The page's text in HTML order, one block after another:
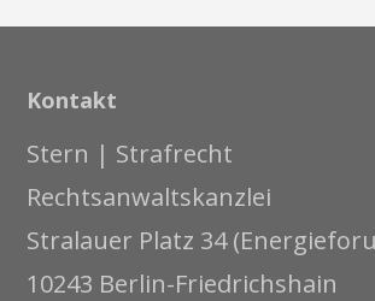
Kontakt
Stern | Strafrecht
Rechtsanwaltskanzlei
Stralauer Platz 34
10243 Berlin-Friedrichshain